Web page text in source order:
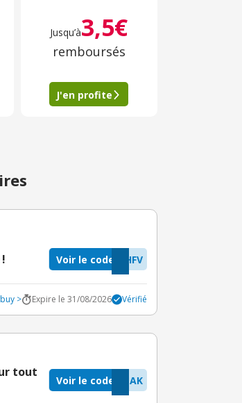
Jusqu’à3,5€
remboursés
J'en profite
HFV
Voir le code
> Expire le 31/08/2026 Vérifié
tout
MAK
Voir le code